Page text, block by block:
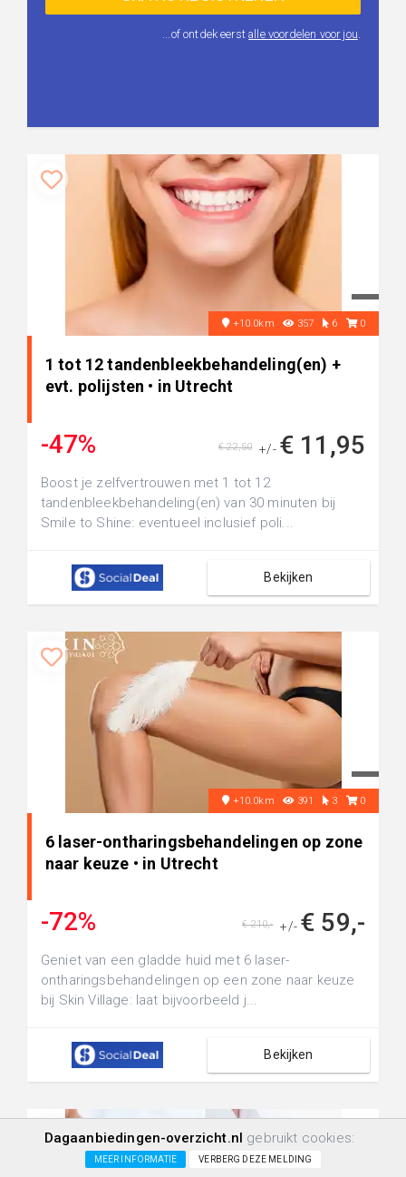
...of ontdek eerstalle voordelen voor jou.
+10.0km 357 6 0
1 tot 12 tandenbleekbehandeling(en) +
evt. polijsten • in Utrecht
-47% +/- € 11,95
€ 22,50
Boost je zelfvertrouwen met 1 tot 12
tandenbleekbehandeling(en) van 30 minuten bij
Smile to Shine: eventueel inclusief poli...
Bekijken
+10.0km 391 3 0
6 laser-ontharingsbehandelingen op zone
naar keuze • in Utrecht
-72% +/- € 59,-
€ 210,-
Geniet van een gladde huid met 6 laser-
ontharingsbehandelingen op een zone naar keuze
bij Skin Village: laat bijvoorbeeld j...
Bekijken
Dagaanbiedingen-overzicht.nl gebruikt cookies:
MEER INFORMATIE VERBERG DEZE MELDING